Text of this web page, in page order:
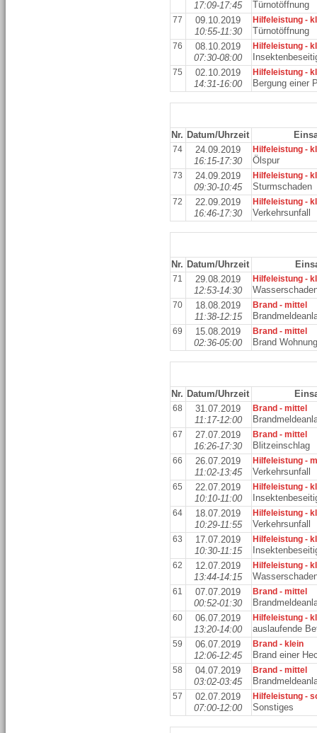
17:09-17:45
Türnotöffnung
77
09.10.2019
10:55-11:30
Hilfeleistung -
Türnotöffnung
76
08.10.2019
07:30-08:00
Hilfeleistung -
75
02.10.2019
14:31-16:00
Hilfeleistung -
Bergung einer
Nr. Datum/Uhrzeit
74
24.09.2019
16:15-17:30
Hilfeleistung -
Ölspur
73
24.09.2019
09:30-10:45
Hilfeleistung -
Sturmschaden
72
22.09.2019
16:46-17:30
Hilfeleistung -
Verkehrsunfall
Nr. Datum/Uhrzeit
71
29.08.2019
12:53-14:30
Hilfeleistung -
70
18.08.2019
11:38-12:15
Brand - mittel
69
15.08.2019
02:36-05:00
Brand - mittel
Brand
Nr. Datum/Uhrzeit
68
31.07.2019
11:17-12:00
Brand - mittel
67
27.07.2019
16:26-17:30
Brand - mittel
Blitzeinschlag
66
26.07.2019
11:02-13:45
Hilfeleistung -
Verkehrsunfall
65
22.07.2019
10:10-11:00
Hilfeleistung -
64
18.07.2019
10:29-11:55
Hilfeleistung -
Verkehrsunfall
63
17.07.2019
10:30-11:15
Hilfeleistung -
62
12.07.2019
13:44-14:15
Hilfeleistung -
61
07.07.2019
00:52-01:30
Brand - mittel
60
06.07.2019
13:20-14:00
Hilfeleistung -
auslaufende
59
06.07.2019
12:06-12:45
Brand - klein
Brand einer
58
04.07.2019
03:02-03:45
Brand - mittel
57
02.07.2019
07:00-12:00
Hilfeleistung -
Sonstiges